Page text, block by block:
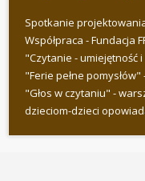
Spotkanie
Współpraca - Fundacja
"Czytanie - umiejętność i
"Ferie pełne
"Głos w czytaniu" -
dzieciom-dzieci